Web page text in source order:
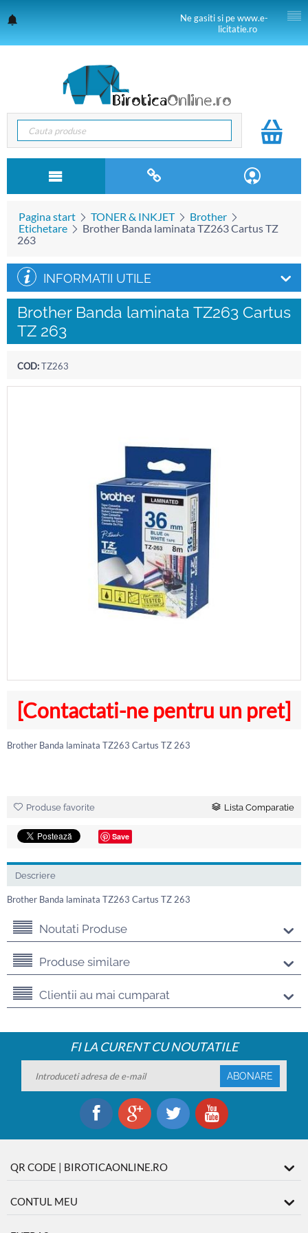
Ne gasiti si pe www.e-
licitatie.ro
Pagina start TONER & INKJET
Brother
Etichetare
Brother Banda laminata TZ263 Cartus TZ
263
INFORMATII UTILE
Brother Banda laminata TZ263 Cartus
TZ 263
COD:TZ263
[Contactati-ne pentru un pret]
Brother Banda laminata TZ263 Cartus TZ 263
Produse favorite Lista Comparatie
Save
Descriere
Brother Banda laminata TZ263 Cartus TZ 263
Noutati Produse
Produse similare
Clientii au mai cumparat
FI LA CURENT CU NOUTATILE
ABONARE
QR CODE | BIROTICAONLINE.RO
CONTUL MEU